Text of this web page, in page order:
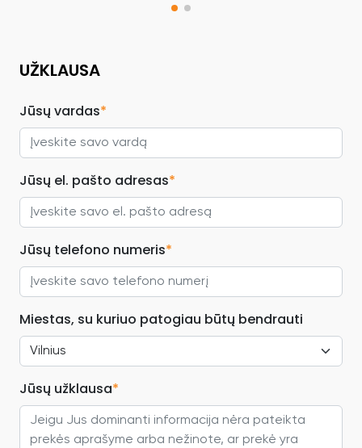
UŽKLAUSA
Jūsų vardas*
Jūsų el. pašto adresas*
Jūsų telefono numeris*
Miestas, su kuriuo patogiau būtų bendrauti
Jūsų užklausa*